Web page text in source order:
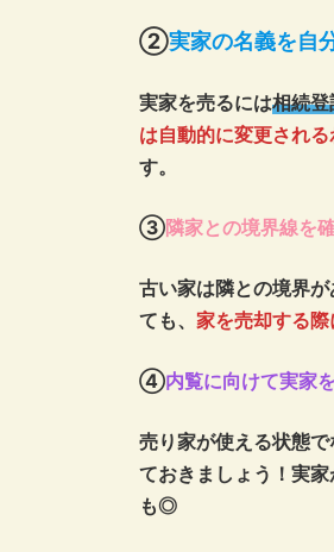
②実家の名義を自
実家を売るには相続
は自動的に変更され
す。
③隣家との境界線を
古い家は隣との境界
ても、 家を売却する
④内覧に向けて実家
売り家が使える状態で
ておきましょう！実
も◎